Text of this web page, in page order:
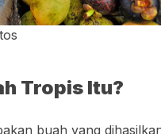
Tropis Itu?
buah yang